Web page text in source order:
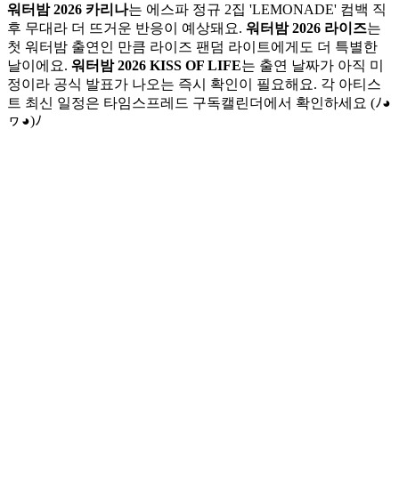
워터밤 2026 카리나는 에스파 정규 2집 'LEMONADE' 컴백 직
후 무대라 더 뜨거운 반응이 예상돼요. 워터밤 2026 라이즈는
첫 워터밤 출연인 만큼 라이즈 팬덤 라이트에게도 더 특별한
날이에요. 워터밤 2026 KISS OF LIFE는 출연 날짜가 아직 미
정이라 공식 발표가 나오는 즉시 확인이 필요해요. 각 아티스
트 최신 일정은 타임스프레드 구독캘린더에서 확인하세요 (ﾉ◕
ヮ◕)ﾉ